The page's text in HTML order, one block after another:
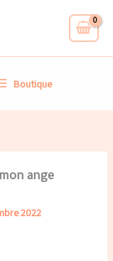
Boutique
ange
2022